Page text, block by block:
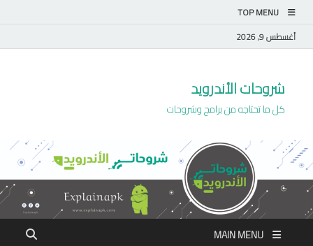
TOP MENU
أغسطس 9, 2026
شروحات الأندرويد
كل ما تحتاجه من برامج وشروحات
MAIN MENU